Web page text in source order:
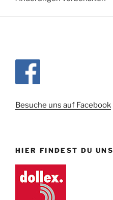
Besuche uns auf Facebook
HIER FINDEST DU UNS